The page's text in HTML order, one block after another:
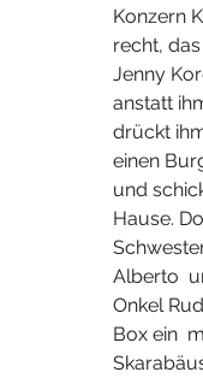
Konzern
recht,
Jenny
anstatt
drückt
einen
und
Hause.
Alberto
Onkel
Box ein